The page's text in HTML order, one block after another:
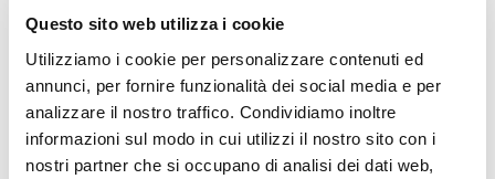
Questo sito web utilizza i cookie
Utilizziamo i cookie per personalizzare contenuti ed
annunci, per fornire funzionalità dei social media e per
analizzare il nostro traffico. Condividiamo inoltre
informazioni sul modo in cui utilizzi il nostro sito con i
nostri partner che si occupano di analisi dei dati web,
diffusione dei dati
In relazione alle finalità indicate al punto 2 i dati
potranno essere comunicati ai seguenti soggetti
istituti bancari per la gestione di incassi e
pagamenti;